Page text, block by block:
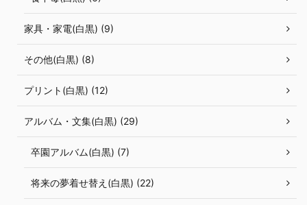
家具・家電(白黒) (9)
その他(白黒) (8)
プリント(白黒) (12)
アルバム・文集(白黒) (29)
卒園アルバム(白黒) (7)
将来の夢着せ替え(白黒) (22)